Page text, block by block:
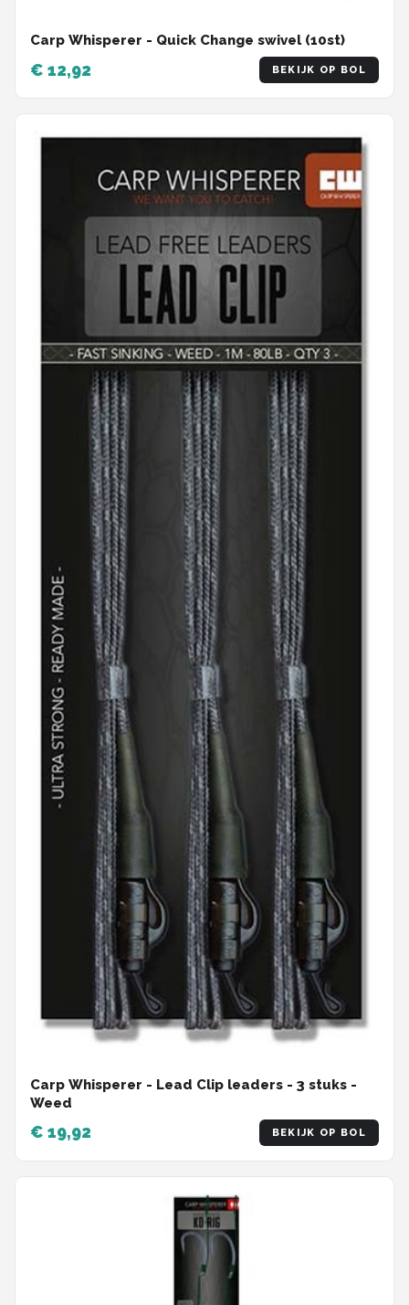
Carp Whisperer - Quick Change swivel (10st)
€ 12,92 BEKIJK OP BOL
Carp Whisperer - Lead Clip leaders - 3 stuks -
Weed
€ 19,92 BEKIJK OP BOL